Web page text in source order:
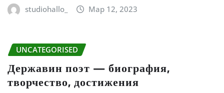
studiohallo_ Мар 12, 2023
UNCATEGORISED
Державин поэт — биография,
творчество, достижения